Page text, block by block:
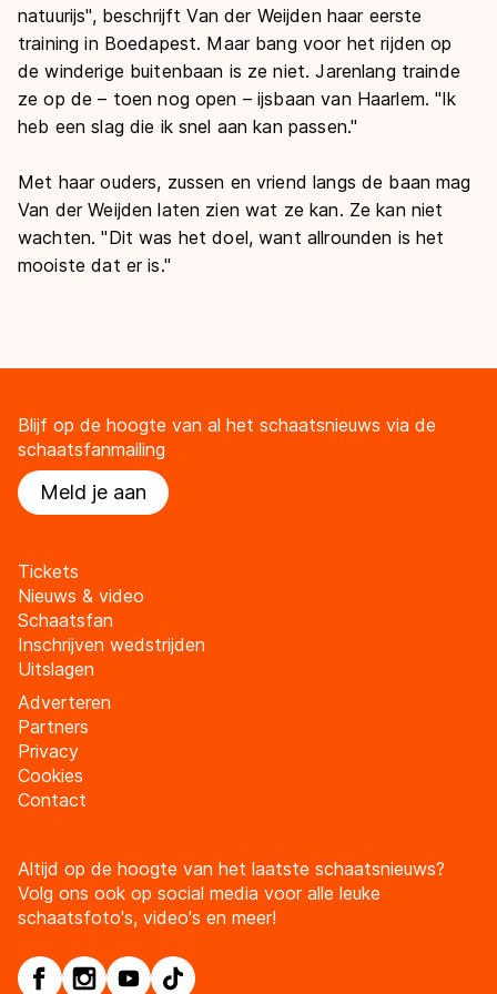
natuurijs", beschrijft Van der Weijden haar eerste
training in Boedapest. Maar bang voor het rijden op
de winderige buitenbaan is ze niet. Jarenlang trainde
ze op de – toen nog open – ijsbaan van Haarlem. "Ik
heb een slag die ik snel aan kan passen."
Met haar ouders, zussen en vriend langs de baan mag
Van der Weijden laten zien wat ze kan. Ze kan niet
wachten. "Dit was het doel, want allrounden is het
mooiste dat er is."
Blijf op de hoogte van al het schaatsnieuws via de
schaatsfanmailing
Meld je aan
Tickets
Nieuws & video
Schaatsfan
Inschrijven wedstrijden
Uitslagen
Adverteren
Partners
Privacy
Cookies
Contact
Altijd op de hoogte van het laatste schaatsnieuws?
Volg ons ook op social media voor alle leuke
schaatsfoto's, video's en meer!